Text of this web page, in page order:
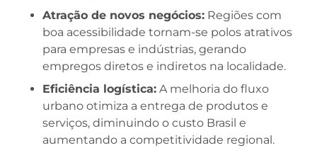
Atração de novos negócios: Regiões com
boa acessibilidade tornam-se polos atrativos
para empresas e indústrias, gerando
empregos diretos e indiretos na localidade.
Eficiência logística: A melhoria do fluxo
urbano otimiza a entrega de produtos e
serviços, diminuindo o custo Brasil e
aumentando a competitividade regional.